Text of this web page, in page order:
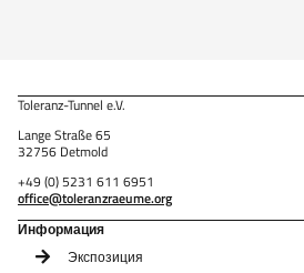
Toleranz-Tunnel e.V.
Lange Straße 65
32756 Detmold
+49 (0) 5231 611 6951
office@toleranzraeume.org
Информация
Экспозиция